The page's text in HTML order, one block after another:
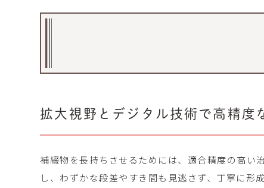
拡大視野とデジタル技術で高精度
補綴物を長持ちさせるためには、適合精度の高い
し、わずかな段差やすき間も見逃さず、丁寧に形